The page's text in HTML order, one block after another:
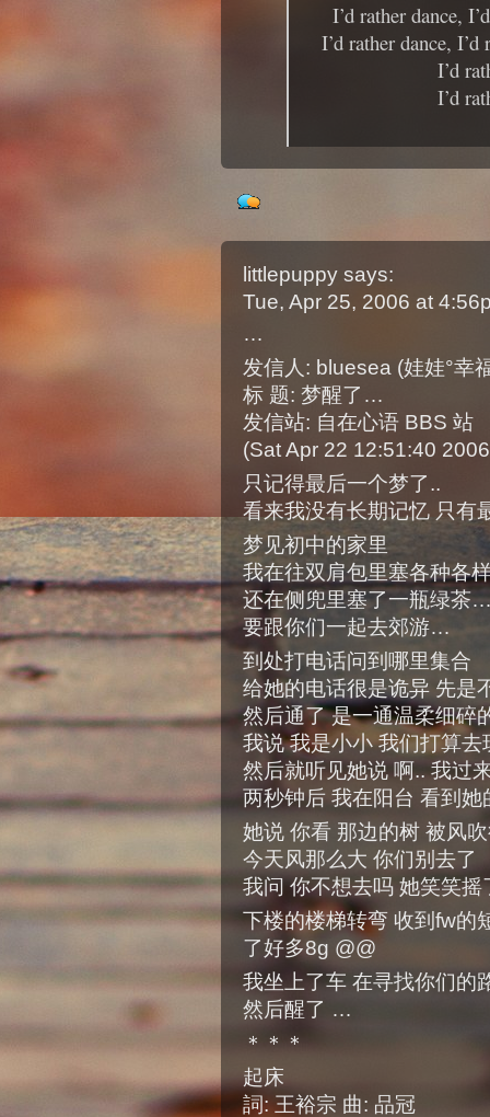
I’d rather dance,
I’d rather dance,
I’d
I’d
littlepuppy says:
Tue, Apr 25, 2006 at
…
发信人: bluesea (娃娃°幸
标 题: 梦醒了…
发信站: 自在心语 BBS 站
(Sat Apr 22 12:51:40
只记得最后一个梦了..
看来我没有长期记忆 只有
梦见初中的家里
我在往双肩包里塞各种各
还在侧兜里塞了一瓶绿茶
要跟你们一起去郊游…
到处打电话问到哪里集合
给她的电话很是诡异 先是
然后通了 是一通温柔细碎
我说 我是小小 我们打算去
然后就听见她说 啊.. 我过
两秒钟后 我在阳台 看到她
她说 你看 那边的树 被风
今天风那么大 你们别去了
我问 你不想去吗 她笑笑摇
下楼的楼梯转弯 收到fw的
了好多8g @@
我坐上了车 在寻找你们的
然后醒了 …
＊＊＊
起床
詞: 王裕宗 曲: 品冠